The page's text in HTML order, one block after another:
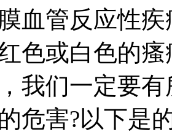
血管反应性
色或白色的
我们一定要
危害?以下是